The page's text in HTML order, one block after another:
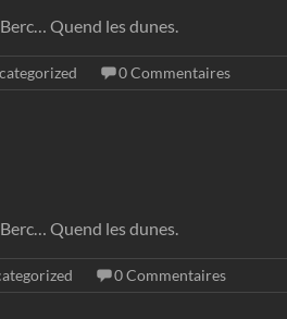
Quend les dunes.
0 Commentaires
Quend les dunes.
0 Commentaires